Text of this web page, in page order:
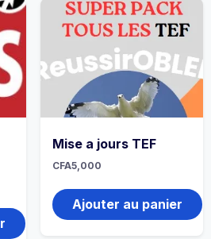
Mise a jours TEF
CFA5,000
Ajouter au panier